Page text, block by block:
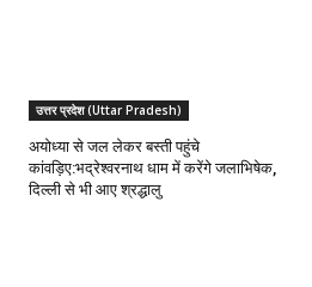
उत्तर प्रदेश (Uttar Pradesh)
अयोध्या से जल लेकर बस्ती पहुंचे
कांवड़िए:भद्रेश्वरनाथ धाम में करेंगे जलाभिषेक,
दिल्ली से भी आए श्रद्धालु